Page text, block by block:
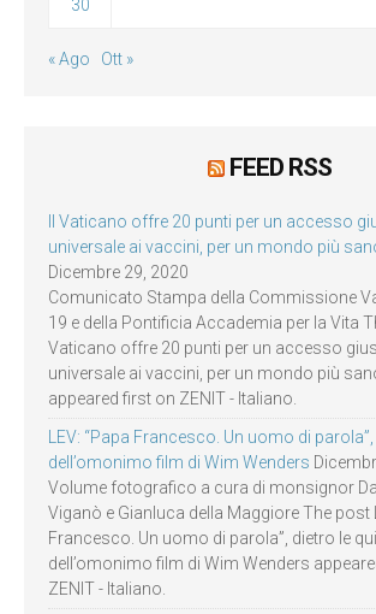
30
« Ago Ott »
FEED RSS
Il Vaticano offre 20 punti per un accesso
universale ai vaccini, per un mondo più
Dicembre 29, 2020
Comunicato Stampa della Commissione
19 e della Pontificia Accademia per la Vita
Vaticano offre 20 punti per un accesso
universale ai vaccini, per un mondo più
appeared first on ZENIT - Italiano.
LEV: “Papa Francesco. Un uomo di
dell’omonimo film di Wim Wenders
Volume fotografico a cura di monsignor
Viganò e Gianluca della Maggiore The post
Francesco. Un uomo di parola”, dietro le
dell’omonimo film di Wim Wenders
ZENIT - Italiano.